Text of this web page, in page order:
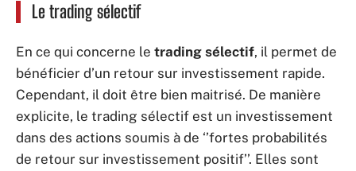
Le trading sélectif
En ce qui concerne le trading sélectif, il permet de
bénéficier d’un retour sur investissement rapide.
Cependant, il doit être bien maitrisé. De manière
explicite, le trading sélectif est un investissement
dans des actions soumis à de ‘’fortes probabilités
de retour sur investissement positif’’. Elles sont